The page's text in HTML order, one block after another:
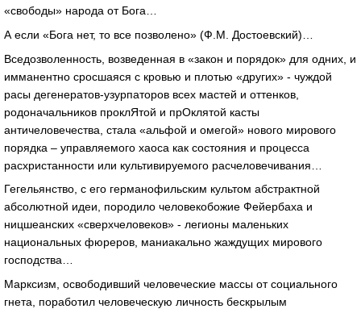
«свободы» народа от Бога…
А если «Бога нет, то все позволено» (Ф.М. Достоевский)…
Вседозволенность, возведенная в «закон и порядок» для одних, и
имманентно сросшаяся с кровью и плотью «других» - чуждой
расы дегенератов-узурпаторов всех мастей и оттенков,
родоначальников проклЯтой и прОклятой касты
античеловечества, стала «альфой и омегой» нового мирового
порядка – управляемого хаоса как состояния и процесса
расхристанности или культивируемого расчеловечивания…
Гегельянство, с его германофильским культом абстрактной
абсолютной идеи, породило человекобожие Фейербаха и
ницшеанских «сверхчеловеков» - легионы маленьких
национальных фюреров, маниакально жаждущих мирового
господства…
Марксизм, освободивший человеческие массы от социального
гнета, поработил человеческую личность бескрылым